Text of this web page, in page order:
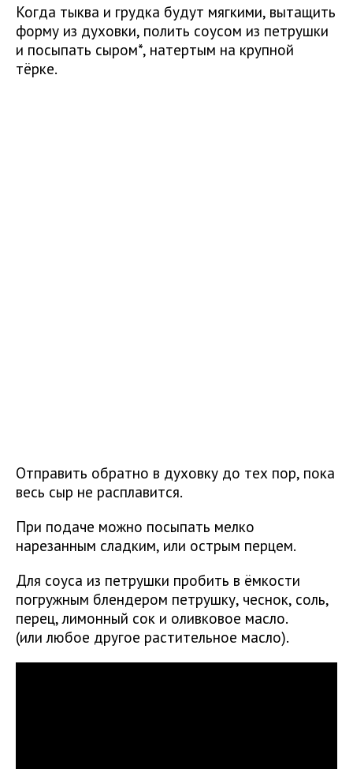
Когда тыква и грудка будут мягкими, вытащить
форму из духовки, полить соусом из петрушки
и посыпать сыром*, натертым на крупной
тёрке.
Отправить обратно в духовку до тех пор, пока
весь сыр не расплавится.
При подаче можно посыпать мелко
нарезанным сладким, или острым перцем.
Для соуса из петрушки пробить в ёмкости
погружным блендером петрушку, чеснок, соль,
перец, лимонный сок и оливковое масло.
(или любое другое растительное масло).